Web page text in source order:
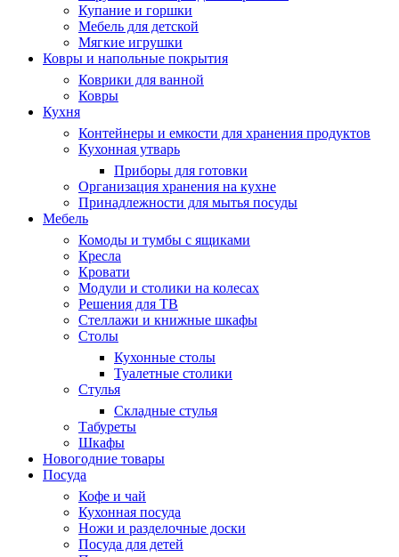
Купание и горшки
Мебель для детской
Мягкие игрушки
Ковры и напольные покрытия
Коврики для ванной
Ковры
Кухня
Контейнеры и емкости для хранения продуктов
Кухонная утварь
Приборы для готовки
Организация хранения на кухне
Принадлежности для мытья посуды
Мебель
Комоды и тумбы с ящиками
Кресла
Кровати
Модули и столики на колесах
Решения для ТВ
Стеллажи и книжные шкафы
Столы
Кухонные столы
Туалетные столики
Стулья
Складные стулья
Табуреты
Шкафы
Новогодние товары
Посуда
Кофе и чай
Кухонная посуда
Ножи и разделочные доски
Посуда для детей